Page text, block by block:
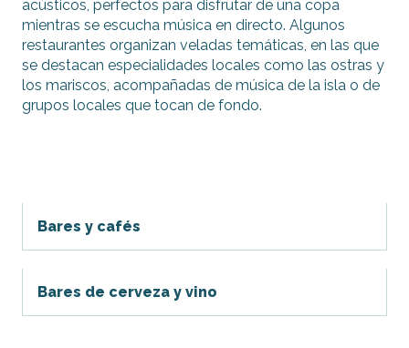
acústicos, perfectos para disfrutar de una copa
mientras se escucha música en directo. Algunos
restaurantes organizan veladas temáticas, en las que
se destacan especialidades locales como las ostras y
los mariscos, acompañadas de música de la isla o de
grupos locales que tocan de fondo.
Bares y cafés
Bares de cerveza y vino